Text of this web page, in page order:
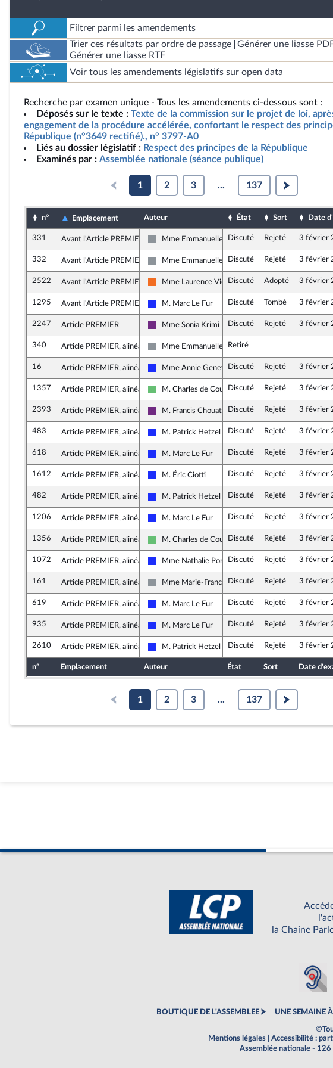
Filtrer parmi les amendements
Trier ces résultats par ordre de passage
Générer une liasse
Générer une liasse RTF
Voir tous les amendements législatifs sur open data
Recherche par examen unique - Tous les amendements ci-dessous sont :
Déposés sur le texte : Texte de la commission sur le projet de loi,
engagement de la procédure accélérée, confortant le respect des
République (n°3649 rectifié)., n° 3797-A0
Liés au dossier législatif : Respect des principes de la République
Examinés par : Assemblée nationale (séance publique)
1 2 3 ... 137
n° Emplacement Auteur État Sort Date
331 Avant l'Article PREMIER
Non inscrit
Mme Emmanuelle Ménard
Discuté Rejeté 3 février
332 Avant l'Article PREMIER
Non inscrit
Mme Emmanuelle Ménard
Discuté Rejeté 3 février
2522 Avant l'Article PREMIER
Mouvement Démocrate (MoDem) et Démocrates
Mme Laurence Vichnievsky
Discuté Adopté 3 février
1295 Avant l'Article PREMIER
Les Républicains
M. Marc Le Fur Discuté Tombé 3 février
2247 Article PREMIER
La République en Marche
Mme Sonia Krimi Discuté Rejeté 3 février
340 Article PREMIER, alinéa 1
Non inscrit
Mme Emmanuelle Ménard
Retiré
16 Article PREMIER, alinéa 1
Les Républicains
Mme Annie GenevardDiscuté Rejeté 3 février
1357 Article PREMIER, alinéa 1
Libertés et Territoires
M. Charles de CoursonDiscuté Rejeté 3 février
2393 Article PREMIER, alinéa 1
La République en Marche
M. Francis Chouat Discuté Rejeté 3 février
483 Article PREMIER, alinéa 1
Les Républicains
M. Patrick Hetzel Discuté Rejeté 3 février
618 Article PREMIER, alinéa 1
Les Républicains
M. Marc Le Fur Discuté Rejeté 3 février
1612 Article PREMIER, alinéa 1
Les Républicains
M. Éric Ciotti Discuté Rejeté 3 février
482 Article PREMIER, alinéa 1
Les Républicains
M. Patrick Hetzel Discuté Rejeté 3 février
1206 Article PREMIER, alinéa 1
Les Républicains
M. Marc Le Fur Discuté Rejeté 3 février
1356 Article PREMIER, alinéa 1
Libertés et Territoires
M. Charles de CoursonDiscuté Rejeté 3 février
1072 Article PREMIER, alinéa 1
Les Républicains
Mme Nathalie PorteDiscuté Rejeté 3 février
161 Article PREMIER, alinéa 1
Non inscrit
Mme Marie-France Lorho
Discuté Rejeté 3 février
619 Article PREMIER, alinéa 1
Les Républicains
M. Marc Le Fur Discuté Rejeté 3 février
935 Article PREMIER, alinéa 1
Les Républicains
M. Marc Le Fur Discuté Rejeté 3 février
2610 Article PREMIER, alinéa 1
Les Républicains
M. Patrick Hetzel Discuté Rejeté 3 février
n° Emplacement Auteur État Sort Date
1 2 3 ... 137
la Chaine
BOUTIQUE DE L'ASSEMBLEE UNE SEMAINE
Mentions légales
Accessibilité :
Assemblée nationale -